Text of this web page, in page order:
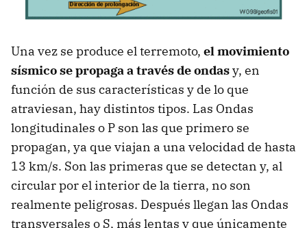
Una vez se produce el terremoto, el movimiento
sísmico se propaga a través de ondasy, en
función de sus características y de lo que
atraviesan, hay distintos tipos. Las Ondas
longitudinales o P son las que primero se
propagan, ya que viajan a una velocidad de hasta
13 km/s. Son las primeras que se detectan y, al
circular por el interior de la tierra, no son
realmente peligrosas. Después llegan las Ondas
transversales o S, más lentas y que únicamente